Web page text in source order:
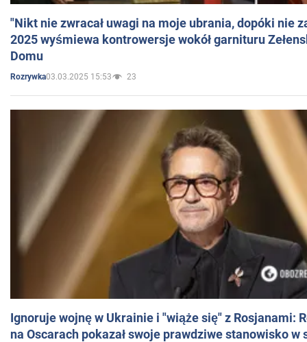
"Nikt nie zwracał uwagi na moje ubrania, dopóki nie
2025 wyśmiewa kontrowersje wokół garnituru
Domu
Rozrywka03.03.2025 15:53 23
Ignoruje wojnę w Ukrainie i "wiąże się" z Rosjanami:
na Oscarach pokazał swoje prawdziwe stanowisko w